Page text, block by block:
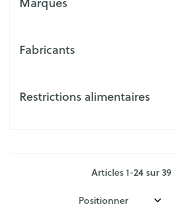
Fabricants
Restrictions alimentaires
Articles1-24sur39
Trier par: